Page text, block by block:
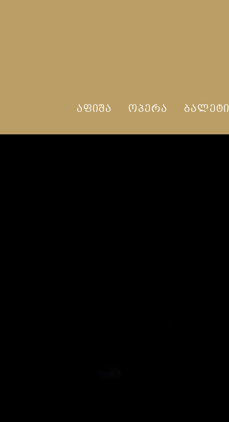
ᲐᲤᲘᲨᲐ ᲝᲞᲔᲠᲐ ᲑᲐᲚᲔᲢᲘ